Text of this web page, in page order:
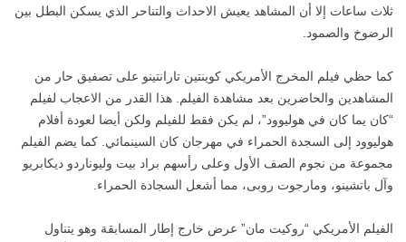
ثلاث ساعات إلا أن المشاهد يعيش الاحداث والتناحر الذي يسكن البطل بين
الرضوخ والصمود.
كما حظي فيلم المخرج الأمريكي كوينتين تارانتينو على تصفيق حار من
المشاهدين والحاضرين بعد مشاهدة الفيلم. هذا القدر من الاعجاب لفيلم
“كان يما كان في هوليوود”، لم يكن فقط للفيلم ولكن أيضا لعودة أفلام
هوليوود إلى السجدة الحمراء في مهرجان كان السينمائي. كما يضم الفيلم
مجموعة من نجوم الصف الأول وعلى رأسهم براد بيت وليوناردو ديكابريو
وآل باتشينو، ومارجوت روبى، مما أشعل السجادة الحمراء.
الفيلم الأمريكي “روكيت مان” عرض خارج إطار المسابقة وهو يتناول